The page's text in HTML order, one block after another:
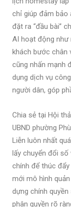
chỉ giúp đảm
đặt ra “đầu bài”
AI hoạt động như
khách bước chân
cũng nhấn mạnh
dụng dịch vụ
người dân, góp
Chia sẻ tại Hội
UBND phường
Liễn luôn nhất
lấy chuyển đổi
chính để thúc
mới mô hình
dựng chính quyền
phân quyền rõ